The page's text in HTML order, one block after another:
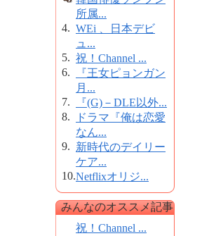
所属...
4. WEi 、日本デビ
ュ...
5. 祝！Channel ...
6.
『王女ピョンガン
月...
7.
『(G)－DLE以外...
8.
ドラマ『俺は恋愛
なん...
9. 新時代のデイリー
ケア...
10.Netflixオリジ...
みんなのオススメ記事
祝！Channel ...